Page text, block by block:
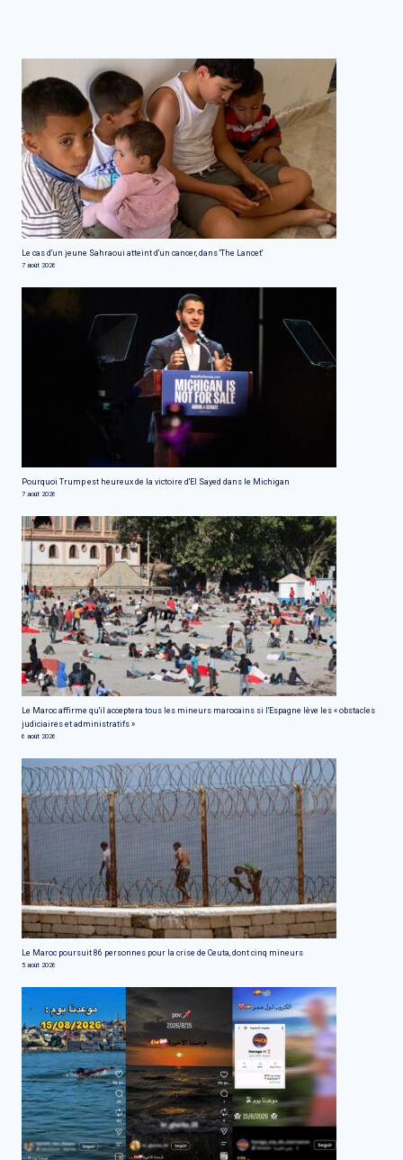
Le cas d'un jeune Sahraoui atteint d'un cancer, dans 'The Lancet'
7 août 2026
Pourquoi Trump est heureux de la victoire d'El Sayed dans le Michigan
7 août 2026
Le Maroc affirme qu'il acceptera tous les mineurs marocains si l'Espagne lève les « obstacles
judiciaires et administratifs »
6 août 2026
Le Maroc poursuit 86 personnes pour la crise de Ceuta, dont cinq mineurs
5 août 2026